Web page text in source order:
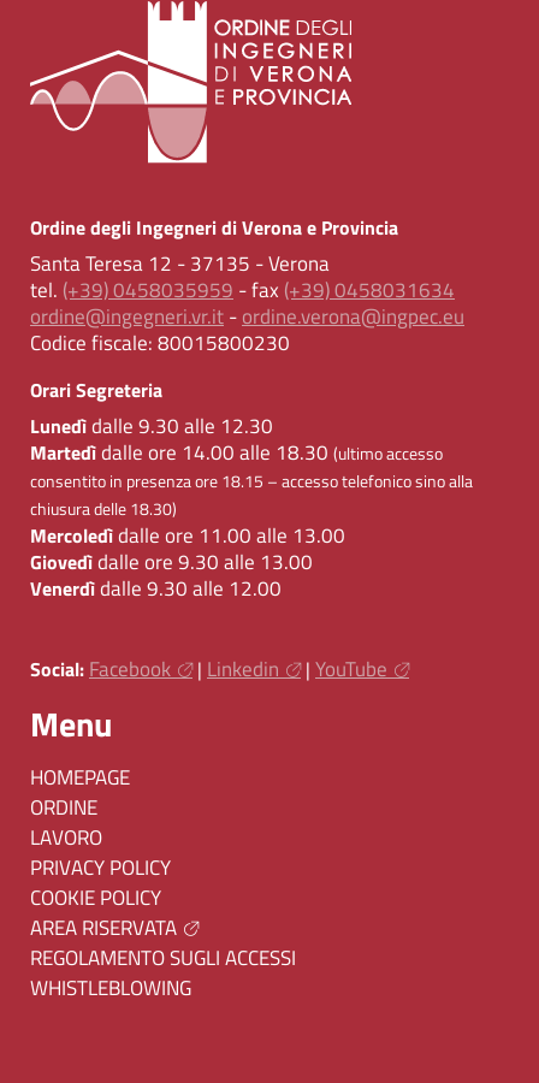
Ordine degli Ingegneri di Verona e Provincia
Santa Teresa 12 - 37135 - Verona
tel. (+39) 0458035959 - fax (+39) 0458031634
ordine@ingegneri.vr.it-ordine.verona@ingpec.eu
Codice fiscale:80015800230
Orari Segreteria
Lunedìdalle 9.30 alle 12.30
Martedìdalle ore 14.00 alle 18.30 (ultimo accesso
consentito in presenza ore 18.15 – accesso telefonico sino alla
chiusura delle 18.30)
Mercoledìdalle ore 11.00 alle 13.00
Giovedìdalle ore 9.30 alle 13.00
Venerdìdalle 9.30 alle 12.00
Social: Facebook | Linkedin | YouTube
Menu
HOMEPAGE
ORDINE
LAVORO
PRIVACY POLICY
COOKIE POLICY
AREA RISERVATA
REGOLAMENTO SUGLI ACCESSI
WHISTLEBLOWING